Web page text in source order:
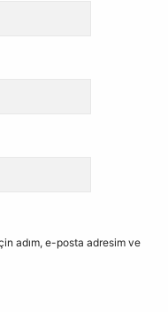
adım, e-posta adresim ve